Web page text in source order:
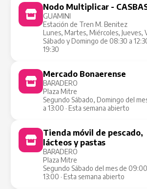
Nodo Multiplicar -
GUAMINI
Estación de Tren M. Benitez
Lunes, Martes, Miércoles, Jueves,
Sábado y Domingo de 08:30 a
19:30
Mercado Bonaerense
BARADERO
Plaza Mitre
Segundo Sábado, Domingo del
a 13:00 · Esta semana abierto
Tienda móvil de pescado,
lácteos y pastas
BARADERO
Plaza Mitre
Segundo Sábado del mes de
13:00 · Esta semana abierto